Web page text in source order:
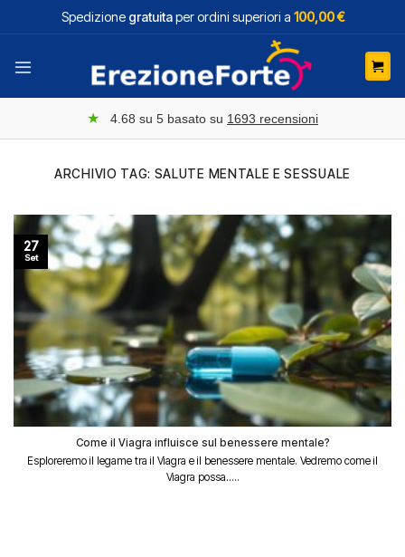
Spedizione gratuitaper ordini superiori a 100,00 €
★ 4.68 su 5 basato su 1693 recensioni
ARCHIVIO TAG: SALUTE MENTALE E SESSUALE
Come il Viagra influisce sul benessere mentale?
Esploreremo il legame tra il Viagra e il benessere mentale. Vedremo come il
Viagra possa.....
27
Set